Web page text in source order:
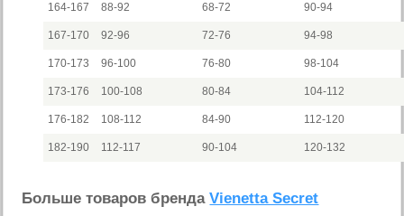
164-167 88-92 68-72 90-94
167-170 92-96 72-76 94-98
170-173 96-100 76-80 98-104
173-176 100-108 80-84 104-112
176-182 108-112 84-90 112-120
182-190 112-117 90-104 120-132
Больше товаров брендаVienetta Secret